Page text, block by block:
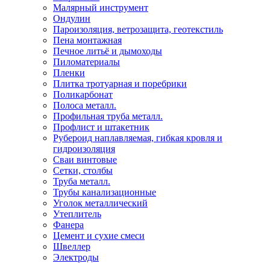
Малярный инструмент
Ондулин
Пароизоляция, ветрозащита, геотекстиль
Пена монтажная
Печное литьё и дымоходы
Пиломатериалы
Пленки
Плитка тротуарная и поребрики
Поликарбонат
Полоса металл.
Профильная труба металл.
Профлист и штакетник
Рубероид наплавляемая, гибкая кровля и
гидроизоляция
Сваи винтовые
Сетки, столбы
Труба металл.
Трубы канализационные
Уголок металлический
Утеплитель
Фанера
Цемент и сухие смеси
Швеллер
Электроды